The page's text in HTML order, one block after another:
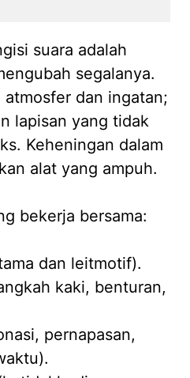
suara adalah
segalanya.
dan ingatan;
lapisan yang tidak
Keheningan dalam
alat yang ampuh.
bekerja bersama:
dan leitmotif).
kaki, benturan,
pernapasan,